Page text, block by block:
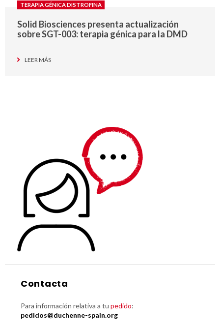
TERAPIA GÉNICA DISTROFINA
Solid Biosciences presenta actualización
sobre SGT-003: terapia génica para la DMD
LEER MÁS
Contacta
Para información relativa a tu pedido:
pedidos@duchenne-spain.org